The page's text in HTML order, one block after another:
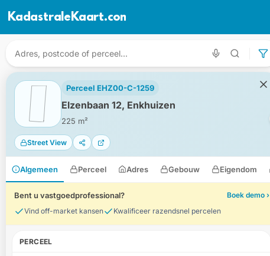
KadastraleKaart.com
Perceel EHZ00-C-1259
Elzenbaan 12, Enkhuizen
225 m²
Street View
Algemeen Perceel Adres Gebouw Eigendom
Bent u vastgoedprofessional?
Boek demo ›
Vind off-market kansen
Kwalificeer razendsnel percelen
PERCEEL